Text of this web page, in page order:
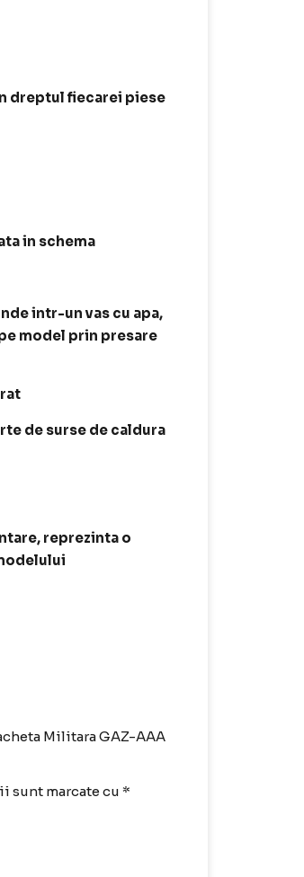
dreptul fiecarei piese
in schema
intr-un vas cu apa,
model prin presare
de surse de caldura
reprezinta o
Militara GAZ-AAA
sunt marcate cu *